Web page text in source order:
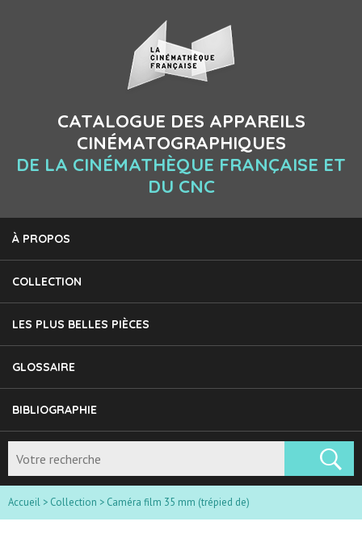
CATALOGUE DES APPAREILS
CINÉMATOGRAPHIQUES
DE LA CINÉMATHÈQUE FRANÇAISE ET
DU CNC
À PROPOS
COLLECTION
LES PLUS BELLES PIÈCES
GLOSSAIRE
BIBLIOGRAPHIE
Accueil > Collection > Caméra film 35 mm (trépied de)